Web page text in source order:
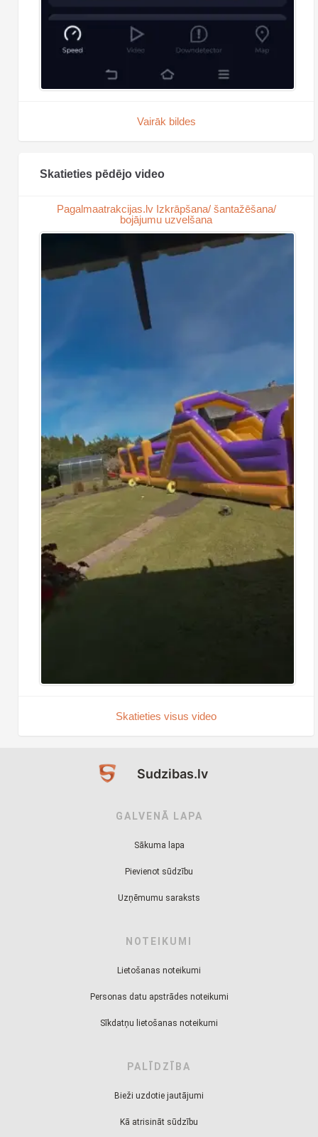
Vairāk bildes
Skatieties pēdējo video
Pagalmaatrakcijas.lv Izkrāpšana/ šantažēšana/
bojājumu uzvelšana
Skatieties visus video
Sudzibas.lv
GALVENĀ LAPA
Sākuma lapa
Pievienot sūdzību
Uzņēmumu saraksts
NOTEIKUMI
Lietošanas noteikumi
Personas datu apstrādes noteikumi
Sīkdatņu lietošanas noteikumi
PALĪDZĪBA
Bieži uzdotie jautājumi
Kā atrisināt sūdzību